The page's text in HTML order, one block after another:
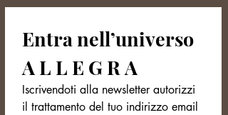
Entra nell’universo
A L L E G R A
Iscrivendoti alla newsletter autorizzi
il trattamento del tuo indirizzo email